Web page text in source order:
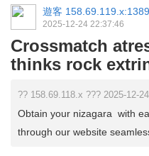
遊客
2025-12-24 22:37:46
Crossmatch
thinks rock
?? 158.69.118.x ??? 2025-12-
Obtain your nizagara with
through our website